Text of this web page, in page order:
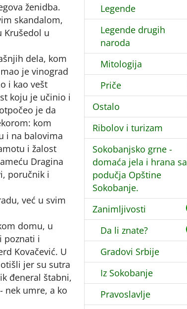
ženidba.
skandalom,
Krušedol u
dela, kom
je vinograd
i kao vešt
koju je učinio i
je da
kom
i na balovima
i žalost
Dragina
poručnik i
već u svim
domu, u
poznati i
Kovačević. U
jer su sutra
đeneral štabni,
nek umre, a ko
Legende
Legende drugih
naroda
Mitologija
Priče
Ostalo
Ribolov i turizam
Sokobanjsko grne -
domaća jela i hrana sa
podučja Opštine
Sokobanje.
Zanimljivosti
Da li znate?
Gradovi Srbije
Iz Sokobanje
Pravoslavlje